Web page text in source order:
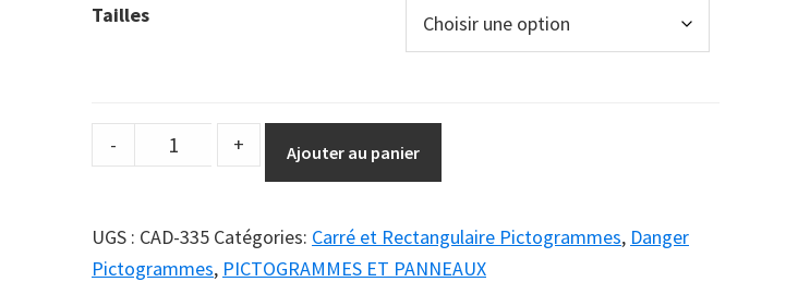
Tailles
pictogramme
-
ENTRETIEN
- + Ajouter au panier
UGS : CAD-335 Catégories: Carré et Rectangulaire Pictogrammes, Danger
Pictogrammes, PICTOGRAMMES ET PANNEAUX